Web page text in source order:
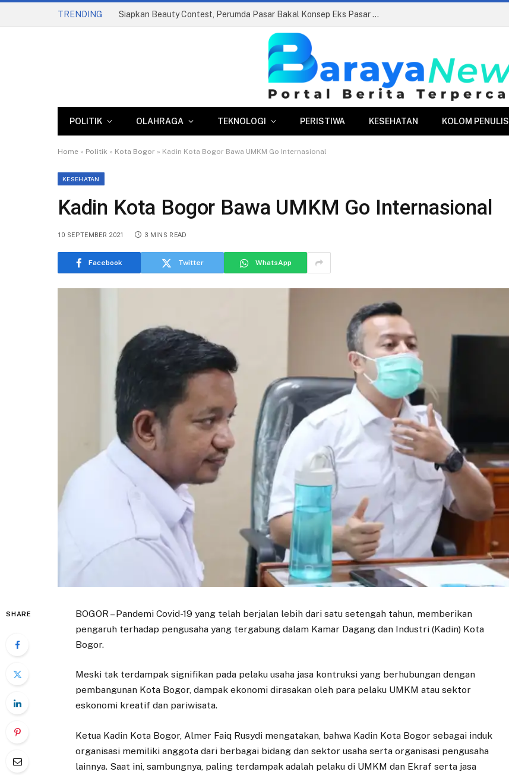
TRENDING Siapkan Beauty Contest, Perumda Pasar Bakal Konsep Eks Pasar Bogor Jadi Kawasan Terpadu
POLITIK OLAHRAGA TEKNOLOGI PERISTIWA KESEHATAN KOLOM PENULIS
Home » Politik » Kota Bogor » Kadin Kota Bogor Bawa UMKM Go Internasional
KESEHATAN
Kadin Kota Bogor Bawa UMKM Go Internasional
10 SEPTEMBER 2021 3 MINS READ
Facebook Twitter WhatsApp
SHARE
BOGOR – Pandemi Covid-19 yang telah berjalan lebih dari satu setengah tahun, memberikan
pengaruh terhadap pengusaha yang tergabung dalam Kamar Dagang dan Industri (Kadin) Kota
Bogor.
Meski tak terdampak signifikan pada pelaku usaha jasa kontruksi yang berhubungan dengan
pembangunan Kota Bogor, dampak ekonomi dirasakan oleh para pelaku UMKM atau sektor
eskonomi kreatif dan pariwisata.
Ketua Kadin Kota Bogor, Almer Faiq Rusydi mengatakan, bahwa Kadin Kota Bogor sebagai induk
organisasi memiliki anggota dari berbagai bidang dan sektor usaha serta organisasi pengusaha
lainnya. Saat ini, sambungnya, paling terdampak adalah pelaku di UMKM dan Ekraf serta jasa